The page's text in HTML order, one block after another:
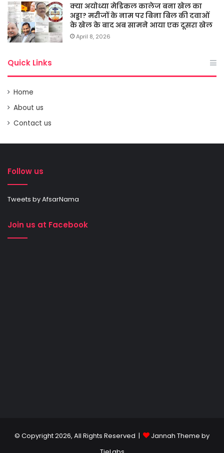
क्या अयोध्या मेडिकल कालेज बना खेल का
अड्डा? मरीजों के नाम पर बिना बिल की दवाओं
के खेल के बाद अब सामने आया एक दूसरा खेल
April 8, 2026
Quick Links
Home
About us
Contact us
Follow us
Tweets by AfsarNama
Join us at Facebook
© Copyright 2026, All Rights Reserved |
Jannah Theme by